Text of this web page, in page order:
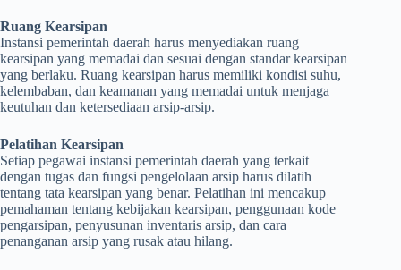
Ruang Kearsipan
Instansi pemerintah daerah harus menyediakan ruang
kearsipan yang memadai dan sesuai dengan standar kearsipan
yang berlaku. Ruang kearsipan harus memiliki kondisi suhu,
kelembaban, dan keamanan yang memadai untuk menjaga
keutuhan dan ketersediaan arsip-arsip.
Pelatihan Kearsipan
Setiap pegawai instansi pemerintah daerah yang terkait
dengan tugas dan fungsi pengelolaan arsip harus dilatih
tentang tata kearsipan yang benar. Pelatihan ini mencakup
pemahaman tentang kebijakan kearsipan, penggunaan kode
pengarsipan, penyusunan inventaris arsip, dan cara
penanganan arsip yang rusak atau hilang.